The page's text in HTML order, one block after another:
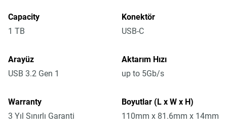
Capacity
1 TB
Konektör
USB-C
Arayüz
USB 3.2 Gen 1
Aktarım Hızı
up to 5Gb/s
Warranty
3 Yıl Sınırlı Garanti
Boyutlar (L x W x H)
110mm x 81.6mm x 14mm